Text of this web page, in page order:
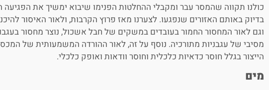
כולנו תקווה שהמסר עבר ומקבלי ההחלטות הפנימו שיבוא ימשיך את
בדיוק באותם האזורים שנפגעו. לצערנו מאז פרוץ הקרבות, ולאור האיסור
וגם לאור המחסור החמור בעובדים במשקים של חבל אשכול, נוצר מחסור
מסיבי של עגבניות מתורכיה. נוסף על זה, לאור ההורדה המשמעותית של
הייצור בגלל חוסר כדאיות כלכלית וחוסר וודאות ואופק כלכלי.
מים